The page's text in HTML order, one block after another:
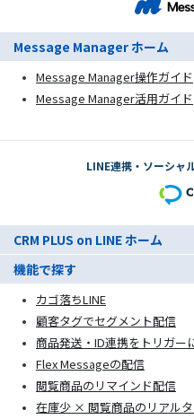
Message Manager ホーム
Message Manager操作ガイド
Message Manager活用ガイド
LINE連携・ソーシャ
CRM PLUS on LINE ホーム
機能で探す
カゴ落ちLINE
顧客タグでセグメント配信
商品発送・ID連携をトリガー
Flex Messageの配信
閲覧商品のリマインド配信
在庫少 × 閲覧商品のリアル